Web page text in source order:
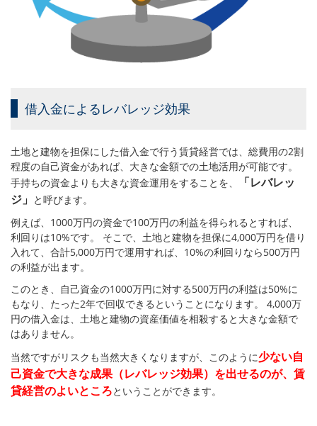
借入金によるレバレッジ効果
土地と建物を担保にした借入金で行う賃貸経営では、総費用の2割
程度の自己資金があれば、大きな金額での土地活用が可能です。
手持ちの資金よりも大きな資金運用をすることを、
「レバレッ
ジ」 と呼びます。
例えば、1000万円の資金で100万円の利益を得られるとすれば、
利回りは10%です。 そこで、土地と建物を担保に4,000万円を借り
入れて、合計5,000万円で運用すれば、10%の利回りなら500万円
の利益が出ます。
このとき、自己資金の1000万円に対する500万円の利益は50%に
もなり、たった2年で回収できるということになります。 4,000万
円の借入金は、土地と建物の資産価値を相殺すると大きな金額で
はありません。
当然ですがリスクも当然大きくなりますが、このように少ない自
己資金で大きな成果（レバレッジ効果）を出せるのが、賃
貸経営のよいところということができます。